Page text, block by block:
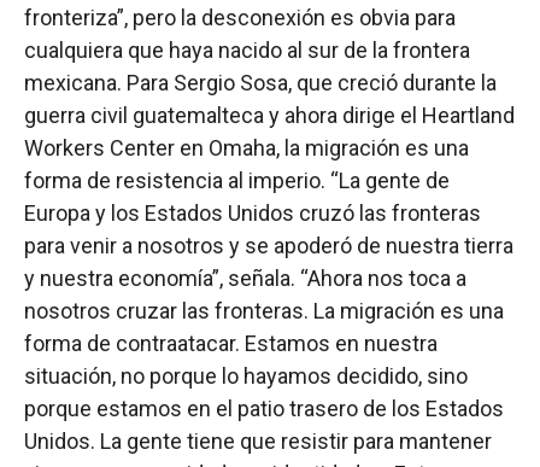
fronteriza”, pero la desconexión es obvia para
cualquiera que haya nacido al sur de la frontera
mexicana. Para Sergio Sosa, que creció durante la
guerra civil guatemalteca y ahora dirige el Heartland
Workers Center en Omaha, la migración es una
forma de resistencia al imperio. “La gente de
Europa y los Estados Unidos cruzó las fronteras
para venir a nosotros y se apoderó de nuestra tierra
y nuestra economía”, señala. “Ahora nos toca a
nosotros cruzar las fronteras. La migración es una
forma de contraatacar. Estamos en nuestra
situación, no porque lo hayamos decidido, sino
porque estamos en el patio trasero de los Estados
Unidos. La gente tiene que resistir para mantener